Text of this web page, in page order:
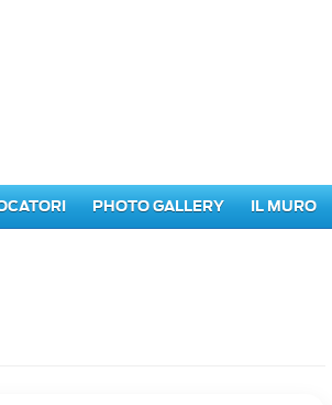
PHOTO GALLERY IL MURO